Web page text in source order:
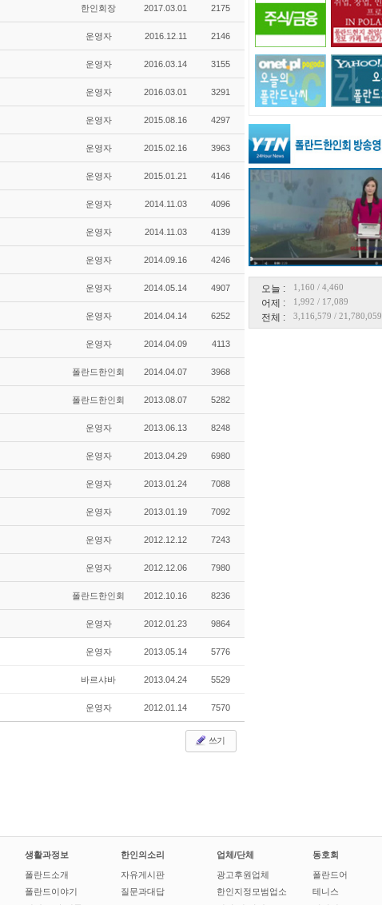
오늘 : 1,160 / 4,460
어제 : 1,992 / 17,089
전체 : 3,116,579 / 21,780,059
한인회장 2017.03.01 2175
운영자 2016.12.11 2146
운영자 2016.03.14 3155
운영자 2016.03.01 3291
운영자 2015.08.16 4297
운영자 2015.02.16 3963
운영자 2015.01.21 4146
운영자 2014.11.03 4096
운영자 2014.11.03 4139
운영자 2014.09.16 4246
운영자 2014.05.14 4907
운영자 2014.04.14 6252
운영자 2014.04.09 4113
폴란드한인회 2014.04.07 3968
폴란드한인회 2013.08.07 5282
운영자 2013.06.13 8248
운영자 2013.04.29 6980
운영자 2013.01.24 7088
운영자 2013.01.19 7092
운영자 2012.12.12 7243
운영자 2012.12.06 7980
폴란드한인회 2012.10.16 8236
운영자 2012.01.23 9864
운영자 2013.05.14 5776
바르샤바 2013.04.24 5529
운영자 2012.01.14 7570
쓰기
생활과정보
폴란드소개
폴란드이야기
한인의소리
자유게시판
질문과대답
업체/단체
광고후원업체
한인지정모범업소
동호회
폴란드어
테니스